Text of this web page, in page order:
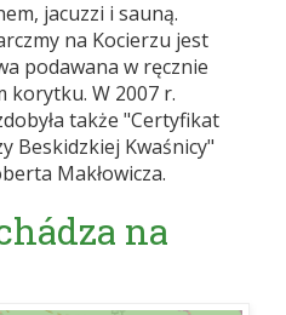
jacuzzi i sauną.
na Kocierzu jest
podawana w ręcznie
korytku. W 2007 r.
także "Certyfikat
Beskidzkiej Kwaśnicy"
Makłowicza.
na